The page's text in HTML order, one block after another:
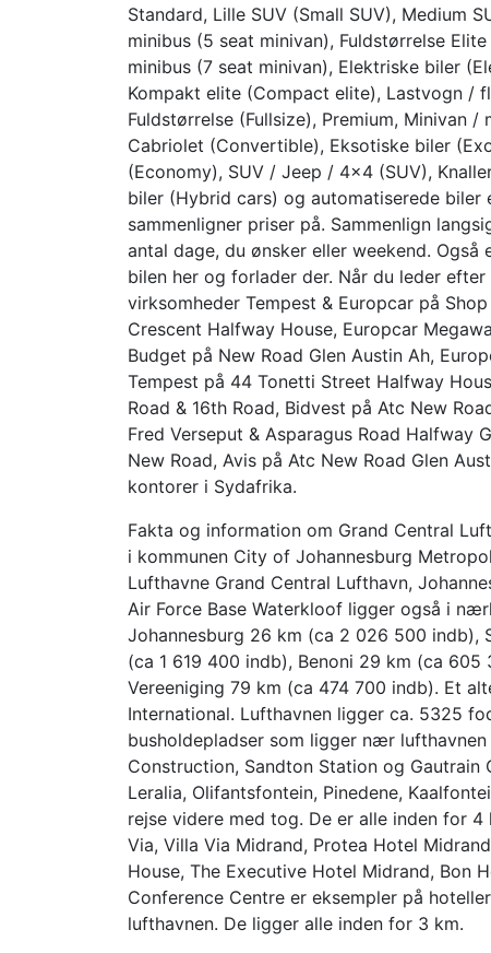
Standard, Lille SUV (Small SUV), Medium
minibus (5 seat minivan), Fuldstørrelse
minibus (7 seat minivan), Elektriske biler
Kompakt elite (Compact elite), Lastvogn /
Fuldstørrelse (Fullsize), Premium, Minivan
Cabriolet (Convertible), Eksotiske biler
(Economy), SUV / Jeep / 4×4 (SUV),
biler (Hybrid cars) og automatiserede
sammenligner priser på. Sammenlign
antal dage, du ønsker eller weekend.
bilen her og forlader der. Når du leder
virksomheder Tempest & Europcar på
Crescent Halfway House, Europcar
Budget på New Road Glen Austin Ah,
Tempest på 44 Tonetti Street Halfway
Road & 16th Road, Bidvest på Atc New
Fred Verseput & Asparagus Road Halfway
New Road, Avis på Atc New Road Glen
kontorer i Sydafrika.
Fakta og information om Grand Central
i kommunen City of Johannesburg
Lufthavne Grand Central Lufthavn,
Air Force Base Waterkloof ligger også i
Johannesburg 26 km (ca 2 026 500 indb),
(ca 1 619 400 indb), Benoni 29 km (ca
Vereeniging 79 km (ca 474 700 indb). Et
International. Lufthavnen ligger ca. 5325
busholdepladser som ligger nær
Construction, Sandton Station og
Leralia, Olifantsfontein, Pinedene,
rejse videre med tog. De er alle inden for
Via, Villa Via Midrand, Protea Hotel
House, The Executive Hotel Midrand, Bon
Conference Centre er eksempler på
lufthavnen. De ligger alle inden for 3 km.